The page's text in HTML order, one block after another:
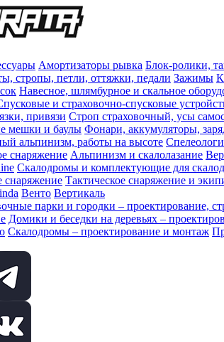
Амортизаторы рывка Блок-ролики,
стропы, петли, оттяжки, педали Зажимы
Навесное, шлямбурное и скальное
и страховочно-спусковые
привязи Строп страховочный, усы
мешки и баулы Фонари, аккумуляторы,
альпинизм, работы на высоте
снаряжение Альпинизм и скалолазание
Скалодромы и комплектующие для
снаряжение Тактическое снаряжение и
Венто Вертикаль
парки и городки – проектирование,
Домики и беседки на деревьях –
Скалодромы – проектирование и монтаж